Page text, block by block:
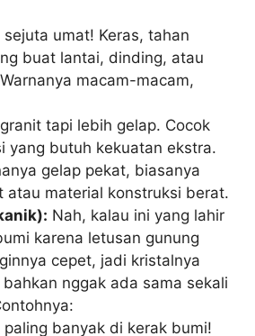
sejuta umat! Keras, tahan
buat lantai, dinding, atau
macam-macam,
tapi lebih gelap. Cocok
yang butuh kekuatan ekstra.
gelap pekat, biasanya
atau material konstruksi berat.
Nah, kalau ini yang lahir
karena letusan gunung
cepet, jadi kristalnya
nggak ada sama sekali
paling banyak di kerak bumi!